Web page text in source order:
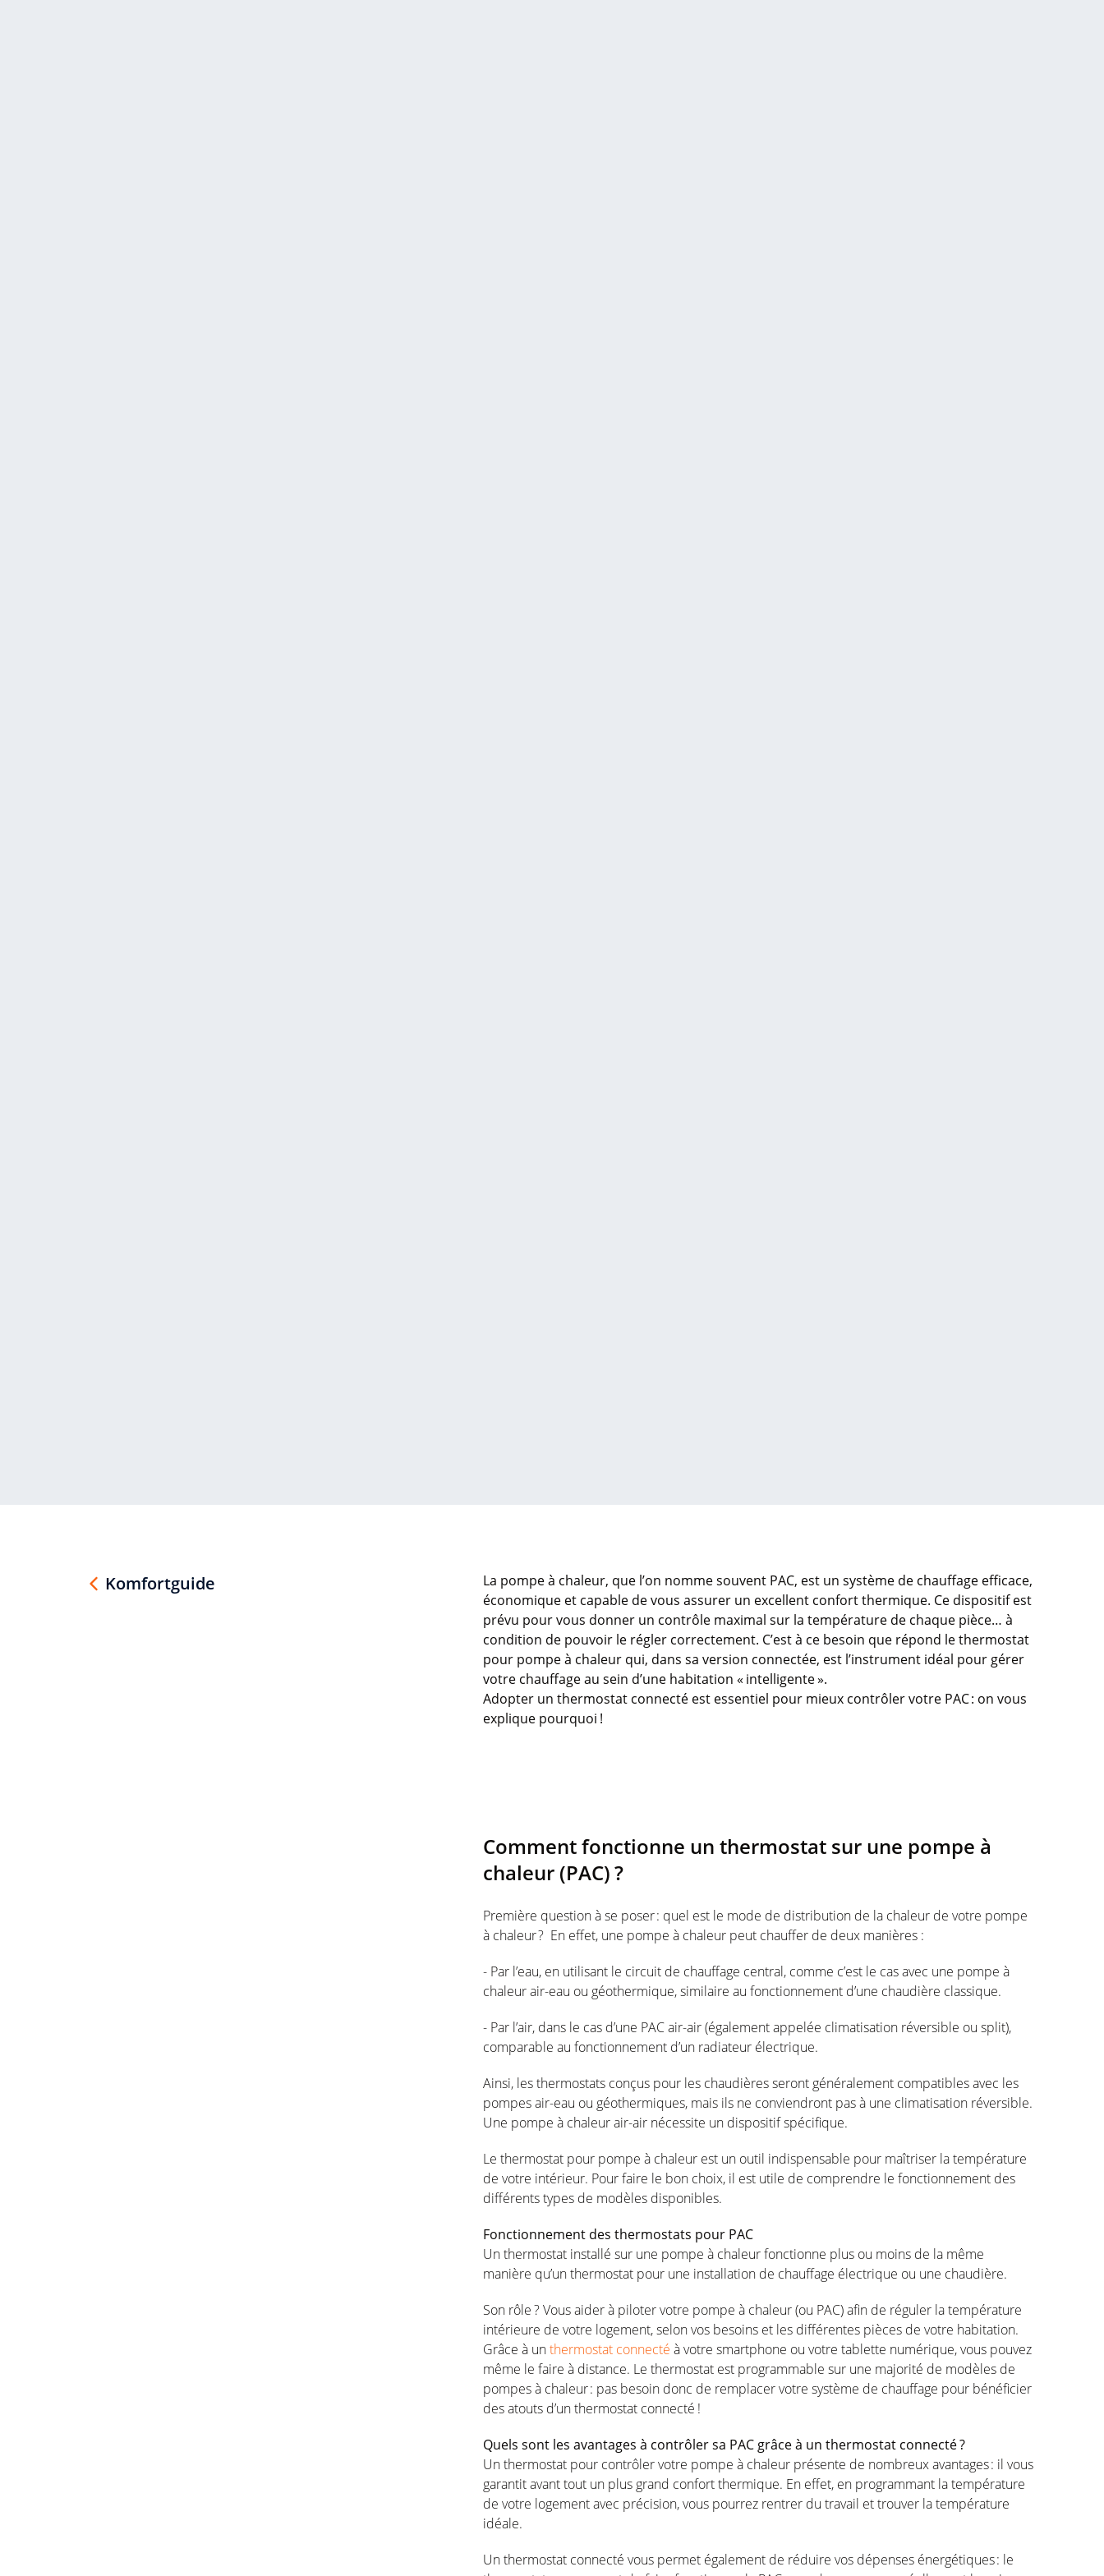
Komfortguide La pompeà chaleur, que l’on nommesouvent PAC, est un système de chauffage efficace,
économique et capable devous assurer un excellent confortthermique. Ce dispositif est
prévu pourvous donner un contrôle maximal sur la température de chaque pièce… à
condition de pouvoir le régler correctement. C’està ce besoin que répond le thermostat
pour pompeà chaleur qui, dans sa version connectée, est l’instrument idéal pour gérer
votre chauffageau sein d’une habitation « intelligente».
Adopter un thermostat connecté est essentiel pour mieux contrôlervotre PAC : on vous
explique pourquoi !
Commentfonctionne un thermostat sur une pompe à
chaleur (PAC) ?
Première question à se poser : quel est le mode de distribution de la chaleur de votre pompe
à chaleur? En effet, une pompe à chaleur peut chauffer de deux manières :
- Par l’eau, en utilisant le circuit de chauffage central, comme c’est le casavec une pompe à
chaleurair-eau ou géothermique,similaire au fonctionnement d’une chaudière classique.
- Par l’air, dans le cas d’une PAC air-air(égalementappelée climatisation réversible ou split),
comparable au fonctionnement d’un radiateur électrique.
Ainsi, les thermostats conçus pour les chaudièresseront généralement compatibles avec les
pompesair-eau ou géothermiques, mais ils ne conviendront pas à une climatisation réversible.
Une pompe à chaleurair-air nécessite un dispositifspécifique.
Le thermostat pour pompe à chaleur est un outil indispensable pour maîtriser latempérature
de votre intérieur. Pour faire le bon choix, il est utile de comprendre le fonctionnement des
différentstypes de modèles disponibles.
Fonctionnement des thermostats pour PAC
Un thermostat installé sur une pompe à chaleurfonctionne plus ou moins de la même
manière qu’unthermostat pour une installation de chauffage électrique ou une chaudière.
Son rôle? Vous aider à pilotervotre pompe à chaleur(ou PAC)afin de réguler latempérature
intérieure de votre logement,selonvos besoins et les différentes pièces de votre habitation.
Grâce à unthermostat connecté àvotre smartphone ou votre tablette numérique,vous pouvez
même le faire à distance. Le thermostat est programmable sur une majorité de modèles de
pompesà chaleur: pas besoin donc de remplacervotre système de chauffage pour bénéficier
desatouts d’un thermostat connecté !
Quels sont les avantages à contrôlersa PAC grâce à un thermostat connecté?
Un thermostat pour contrôlervotre pompe à chaleur présente de nombreuxavantages: il vous
garantitavanttout un plus grand confortthermique. En effet, en programmant latempérature
de votre logementavec précision,vous pourrez rentrer du travail ettrouver latempérature
idéale.
Un thermostat connecté vous permet également de réduire vos dépenses énergétiques: le